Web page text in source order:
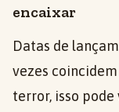
encaixar
Datas de
vezes
terror, isso